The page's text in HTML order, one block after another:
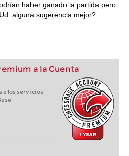
haber ganado la partida pero
alguna sugerencia mejor?
a la Cuenta
a los servicios